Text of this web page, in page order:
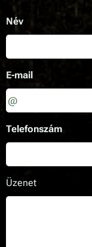
Név
E-mail
Telefonszám
Üzenet